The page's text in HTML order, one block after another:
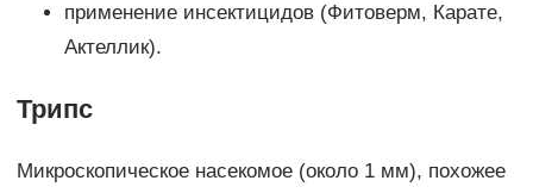
применение инсектицидов (Фитоверм, Карате,
Актеллик).
Трипс
Микроскопическое насекомое (около 1 мм), похожее